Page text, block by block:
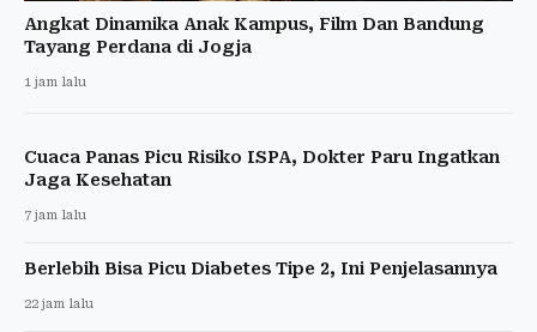
Angkat Dinamika Anak Kampus, Film Dan Bandung
Tayang Perdana di Jogja
1 jam lalu
Cuaca Panas Picu Risiko ISPA, Dokter Paru Ingatkan
Jaga Kesehatan
7 jam lalu
Berlebih Bisa Picu Diabetes Tipe 2, Ini Penjelasannya
22 jam lalu